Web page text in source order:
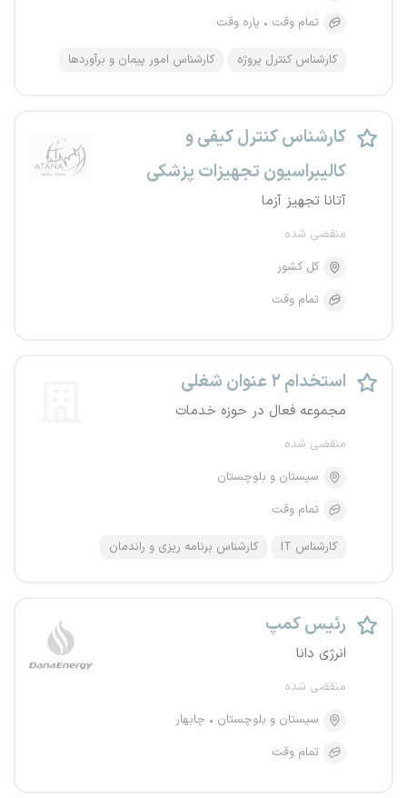
تمام وقت
پاره وقت
کارشناس کنترل پروژه کارشناس امور پیمان و برآوردها
کارشناس کنترل کیفی و
کالیبراسیون تجهیزات پزشکی
آتانا تجهیز آزما
منقضی شده
کل کشور
تمام وقت
استخدام ۲ عنوان شغلی
مجموعه فعال در حوزه خدمات
منقضی شده
سیستان و بلوچستان
تمام وقت
کارشناس IT کارشناس برنامه ریزی و راندمان
رئیس کمپ
انرژی دانا
منقضی شده
سیستان و بلوچستان
چابهار
تمام وقت